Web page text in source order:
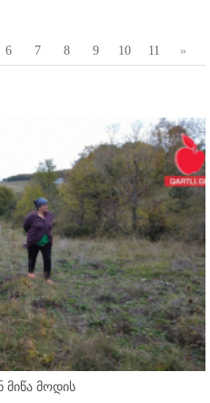
6 7 8 9 10 11 »
მოდის